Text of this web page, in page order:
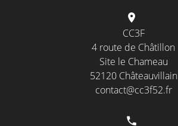
CC3F
4 route de Châtillon
Site le Chameau
52120 Châteauvillain
contact@cc3f52.fr